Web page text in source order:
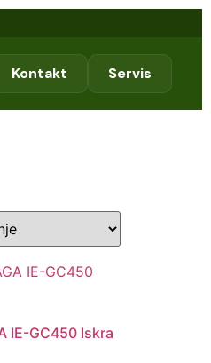
Kontakt Servis
IE-GC450 Iskra